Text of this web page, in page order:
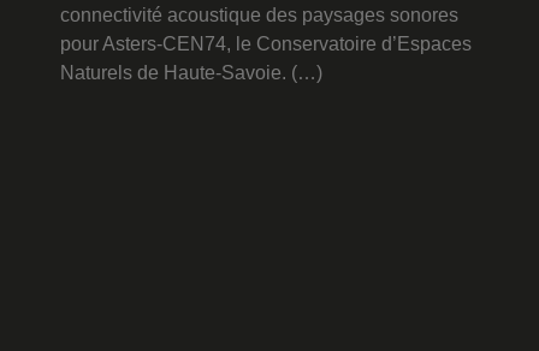
connectivité acoustique des paysages sonores
pour Asters-CEN74, le Conservatoire d’Espaces
Naturels de Haute-Savoie. (…)